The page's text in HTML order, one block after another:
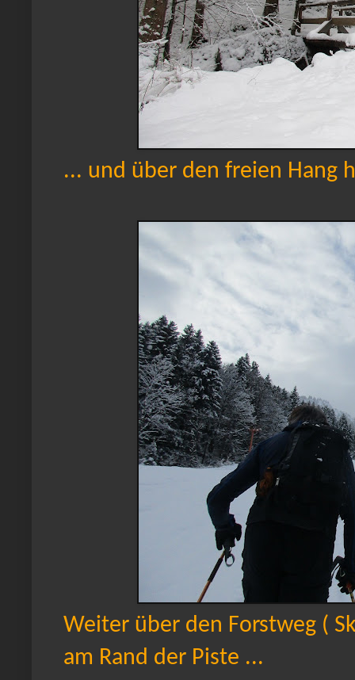
... und über den freien Hang
Weiter über den Forstweg (
am Rand der Piste ...